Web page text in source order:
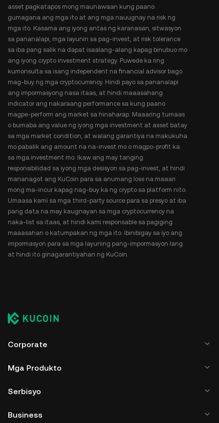
asset pagkatapos mong maunawaan kung paano
gumagana ang mga ito at ang mga nauugnay na risk ng
mga ito. Kasama ang iyong antas ng karanasan, sitwasyon
sa pananalapi, mga layunin sa pag-invest, at risk tolerance
sa iba pang salik na dapat isaalang-alang kapag binubuo mo
ang iyong crypto investment strategy. Puwede ka ring
kumonsulta sa isang independent na financial advisor bago
mag-buy ng mga cryptocurrency. Hindi payo sa pananalapi
ang impormasyong nasa itaas, at hindi maaasahang
indicator ang nakaraang performance sa kung paano
magpe-perform ang market sa hinaharap. Maaaring tumaas
o bumaba ang value ng iyong mga investment at asset batay
sa mga market condition, at walang garantiya na makukuha
mo pabalik ang amount na na-invest mo o magpo-profit ka
sa mga investment mo. Ikaw ang may tanging
responsibilidad sa iyong mga desisyon sa pag-invest, at hindi
mananagot ang KuCoin para sa anumang loss na maaari
mong ma-incur kapag nag-buy ka ng crypto sa platform nito.
Umaasa kami sa mga third-party source para sa presyo at iba
pang data na may kaugnayan sa mga cryptocurrency na
naka-list sa itaas, at hindi kami responsable sa pagiging
maaasahan o katumpakan ng mga ito. Ibinibigay sa iyo ang
impormasyon para sa mga layuning pang-impormasyon lang
at hindi ito ginagarantiyahan ng KuCoin.
Corporate
Mga Produkto
Serbisyo
Business